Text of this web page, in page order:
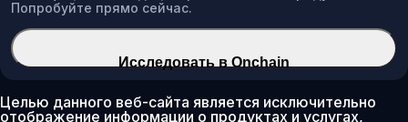
Попробуйте прямо сейчас.
Исследовать в Onchain
Целью данного веб-сайта является исключительно
отображение информации о продуктах и услугах,